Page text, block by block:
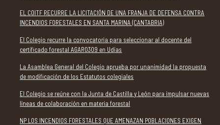
EL COITF RECURRE LA LICITACIÓN DE UNA FRANJA DE DEFENSA CONTRA
INCENDIOS FORESTALES EN SANTA MARINA (CANTABRIA)
El Colegio recurre la convocatoria para seleccionar al docente del
certificado forestal AGAR0309 en Udías
La Asamblea General del Colegio aprueba por unanimidad la propuesta
de modificación de los Estatutos colegiales
El Colegio se reúne con la Junta de Castilla y León para impulsar nuevas
líneas de colaboración en materia forestal
NP LOS INCENDIOS FORESTALES QUE AMENAZAN POBLACIONES EXIGEN